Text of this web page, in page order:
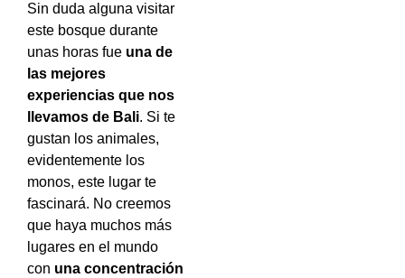
Sin duda alguna visitar
este bosque durante
unas horas fue una de
las mejores
experiencias que nos
llevamos de Bali. Si te
gustan los animales,
evidentemente los
monos, este lugar te
fascinará. No creemos
que haya muchos más
lugares en el mundo
con una concentración